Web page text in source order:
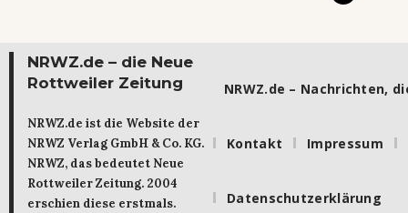
NRWZ.de – die Neue
Rottweiler Zeitung
NRWZ.de ist die Website der
NRWZ Verlag GmbH & Co. KG.
NRWZ, das bedeutet Neue
Rottweiler Zeitung. 2004
erschien diese erstmals.
NRWZ.de – Nachrichten,
Kontakt Impressum
Datenschutzerklärung